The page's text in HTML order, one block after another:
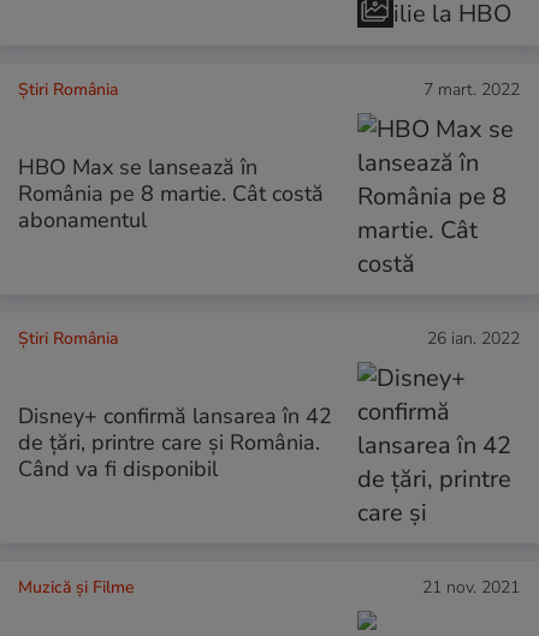
Știri România 7 mart. 2022
HBO Max se lansează în
România pe 8 martie. Cât costă
abonamentul
Știri România 26 ian. 2022
Disney+ confirmă lansarea în 42
de ţări, printre care și România.
Când va fi disponibil
Muzică și Filme 21 nov. 2021